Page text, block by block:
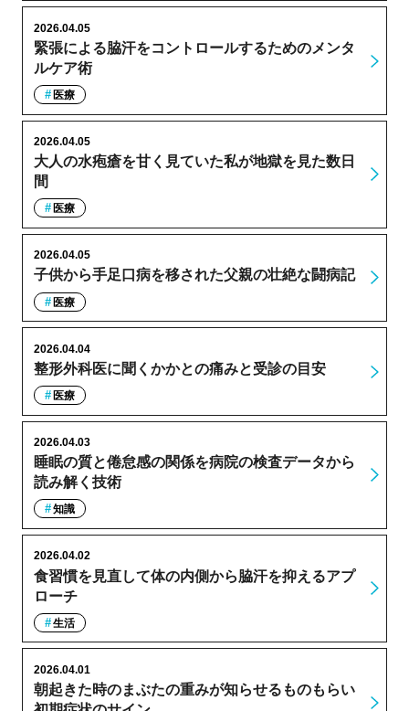
緊張による脇汗をコントロールするためのメンタ
ルケア術
2026.04.05
医療
大人の水疱瘡を甘く見ていた私が地獄を見た数日
間
2026.04.05
医療
子供から手足口病を移された父親の壮絶な闘病記
2026.04.05
医療
整形外科医に聞くかかとの痛みと受診の目安
2026.04.04
医療
睡眠の質と倦怠感の関係を病院の検査データから
読み解く技術
2026.04.03
知識
食習慣を見直して体の内側から脇汗を抑えるアプ
ローチ
2026.04.02
生活
朝起きた時のまぶたの重みが知らせるものもらい
2026.04.01